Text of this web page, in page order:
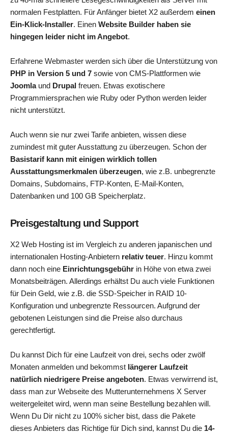
normalen Festplatten. Für Anfänger bietet X2 außerdem einen
Ein-Klick-Installer. Einen Website Builder haben sie
hingegen leider nicht im Angebot.
Erfahrene Webmaster werden sich über die Unterstützung von
PHP in Version 5 und 7 sowie von CMS-Plattformen wie
Joomlaund Drupal freuen. Etwas exotischere
Programmiersprachen wie Ruby oder Python werden leider
nicht unterstützt.
Auch wenn sie nur zwei Tarife anbieten, wissen diese
zumindest mit guter Ausstattung zu überzeugen. Schon der
Basistarif kann mit einigen wirklich tollen
Ausstattungsmerkmalen überzeugen, wie z.B. unbegrenzte
Domains, Subdomains, FTP-Konten, E-Mail-Konten,
Datenbanken und 100 GB Speicherplatz.
Preisgestaltung und Support
X2 Web Hosting ist im Vergleich zu anderen japanischen und
internationalen Hosting-Anbietern relativ teuer. Hinzu kommt
dann noch eine Einrichtungsgebühr in Höhe von etwa zwei
Monatsbeiträgen. Allerdings erhältst Du auch viele Funktionen
für Dein Geld, wie z.B. die SSD-Speicher in RAID 10-
Konfiguration und unbegrenzte Ressourcen. Aufgrund der
gebotenen Leistungen sind die Preise also durchaus
gerechtfertigt.
Du kannst Dich für eine Laufzeit von drei, sechs oder zwölf
Monaten anmelden und bekommst längerer Laufzeit
natürlich niedrigere Preise angeboten. Etwas verwirrend ist,
dass man zur Webseite des Mutterunternehmens X Server
weitergeleitet wird, wenn man seine Bestellung bezahlen will.
Wenn Du Dir nicht zu 100% sicher bist, dass die Pakete
dieses Anbieters das Richtige für Dich sind, kannst Du die 14-